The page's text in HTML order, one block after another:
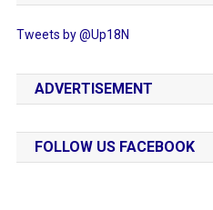
Tweets by @Up18N
ADVERTISEMENT
FOLLOW US FACEBOOK